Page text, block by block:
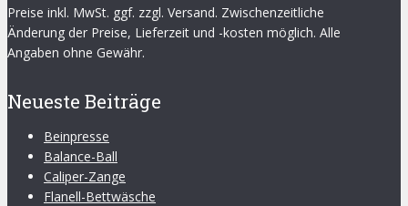
Preise inkl. MwSt. ggf. zzgl. Versand. Zwischenzeitliche
Änderung der Preise, Lieferzeit und -kosten möglich. Alle
Angaben ohne Gewähr.
Neueste Beiträge
Beinpresse
Balance-Ball
Caliper-Zange
Flanell-Bettwäsche